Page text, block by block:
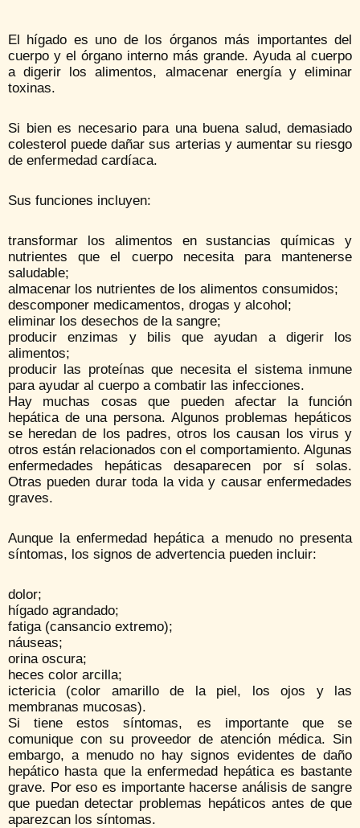
El hígado es uno de los órganos más importantes del
cuerpo y el órgano interno más grande. Ayuda al cuerpo
a digerir los alimentos, almacenar energía y eliminar
toxinas.
Si bien es necesario para una buena salud, demasiado
colesterol puede dañar sus arterias y aumentar su riesgo
de enfermedad cardíaca.
Sus funciones incluyen:
transformar los alimentos en sustancias químicas y
nutrientes que el cuerpo necesita para mantenerse
saludable;
almacenar los nutrientes de los alimentos consumidos;
descomponer medicamentos, drogas y alcohol;
eliminar los desechos de la sangre;
producir enzimas y bilis que ayudan a digerir los
alimentos;
producir las proteínas que necesita el sistema inmune
para ayudar al cuerpo a combatir las infecciones.
Hay muchas cosas que pueden afectar la función
hepática de una persona. Algunos problemas hepáticos
se heredan de los padres, otros los causan los virus y
otros están relacionados con el comportamiento. Algunas
enfermedades hepáticas desaparecen por sí solas.
Otras pueden durar toda la vida y causar enfermedades
graves.
Aunque la enfermedad hepática a menudo no presenta
síntomas, los signos de advertencia pueden incluir:
dolor;
hígado agrandado;
fatiga (cansancio extremo);
náuseas;
orina oscura;
heces color arcilla;
ictericia (color amarillo de la piel, los ojos y las
membranas mucosas).
Si tiene estos síntomas, es importante que se
comunique con su proveedor de atención médica. Sin
embargo, a menudo no hay signos evidentes de daño
hepático hasta que la enfermedad hepática es bastante
grave. Por eso es importante hacerse análisis de sangre
que puedan detectar problemas hepáticos antes de que
aparezcan los síntomas.